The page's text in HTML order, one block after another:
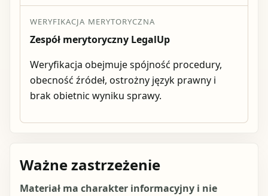
WERYFIKACJA MERYTORYCZNA
Zespół merytoryczny LegalUp
Weryfikacja obejmuje spójność procedury,
obecność źródeł, ostrożny język prawny i
brak obietnic wyniku sprawy.
Ważne zastrzeżenie
Materiał ma charakter informacyjny i nie